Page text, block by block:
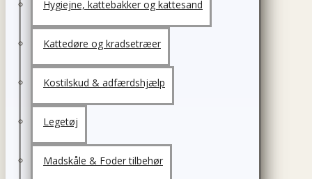
Hygiejne, kattebakker og kattesand
Kattedøre og kradsetræer
Kostilskud & adfærdshjælp
Legetøj
Madskåle & Foder tilbehør